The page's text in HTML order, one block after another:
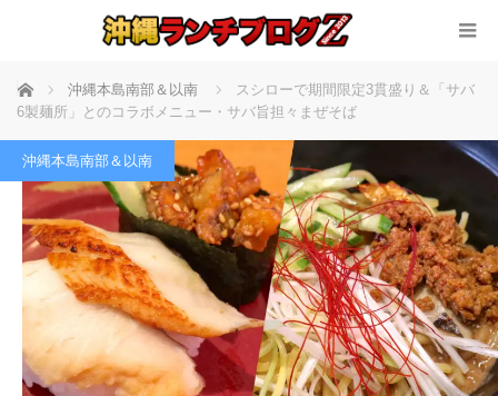
ホーム 沖縄本島南部＆以南
スシローで期間限定3貫盛り＆「サバ
6製麺所」とのコラボメニュー・サバ旨担々まぜそば
沖縄本島南部＆以南